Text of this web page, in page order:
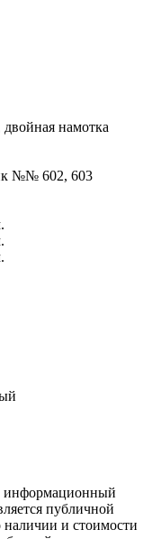
намотка
№№ 602, 603
информационный
публичной
и стоимости